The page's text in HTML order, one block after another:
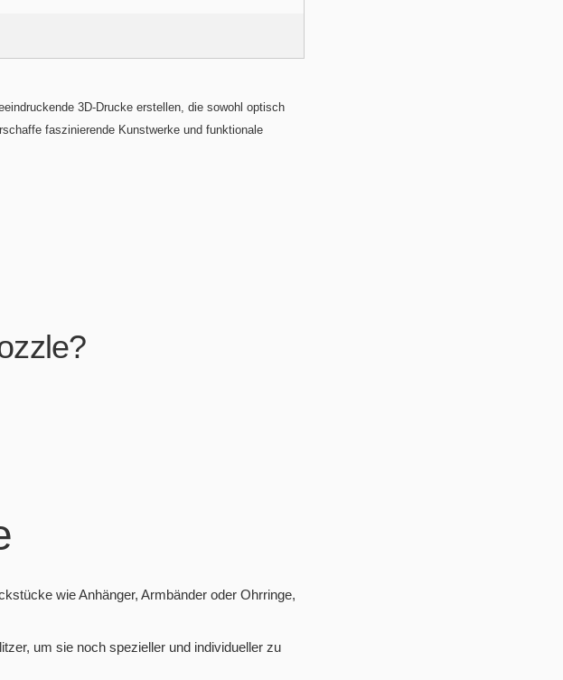
3D-Drucke erstellen, die sowohl optisch
faszinierende Kunstwerke und funktionale
wie Anhänger, Armbänder oder Ohrringe,
um sie noch spezieller und individueller zu